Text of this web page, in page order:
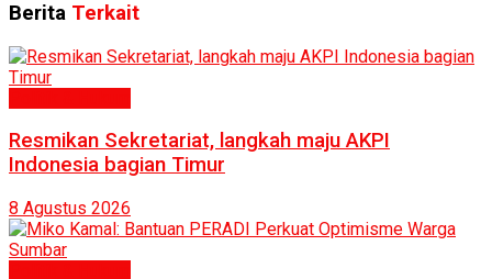
Berita Terkait
Resmikan Sekretariat, langkah maju AKPI
Indonesia bagian Timur
8 Agustus 2026